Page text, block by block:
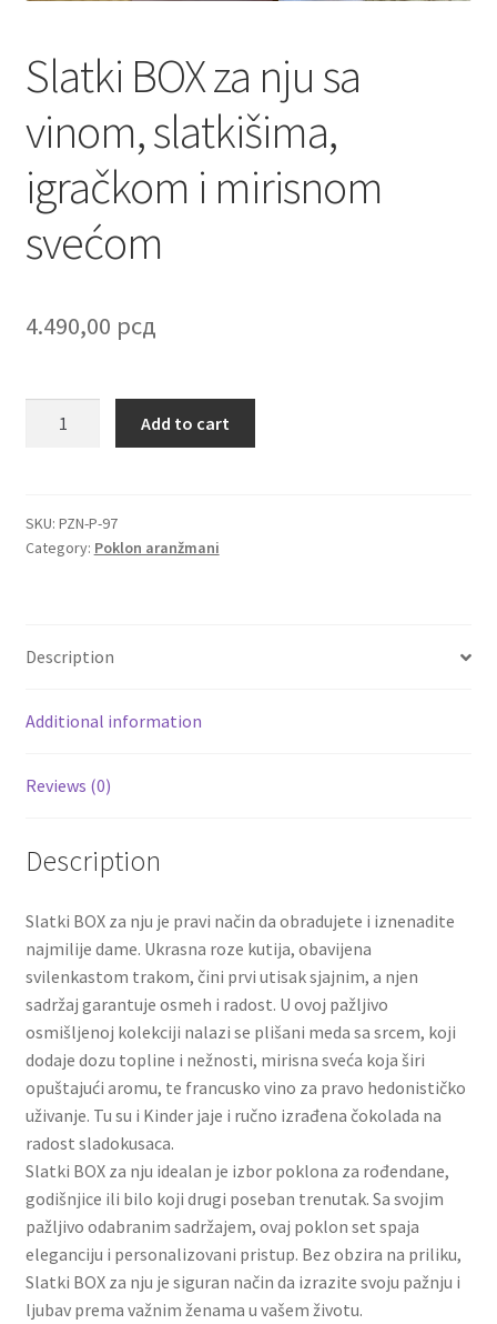
Cveće
Delivery
Destilati
FAQ
Forgot password
101 Ruža
Rakija
Poklon aranzmani izdvajamo
Slatki buketi
Pokloni
Pokloni za 8. mart
Pokloni za Dan zaljubljenih
Pokloni za devojku
Login
My account
Naši partneri
Slatki BOX za nju sa
vinom, slatkišima,
igračkom i mirisnom
svećom
4.490,00 рсд
sa
vinom,
mirisnom
quantity
Add to cart
SKU: PZN-P-97
Category: Poklon aranžmani
Description
Additional information
Reviews (0)
Description
Slatki BOX za nju je pravi način da obradujete i iznenadite
najmilije dame. Ukrasna roze kutija, obavijena
svilenkastom trakom, čini prvi utisak sjajnim, a njen
sadržaj garantuje osmeh i radost. U ovoj pažljivo
osmišljenoj kolekciji nalazi se plišani meda sa srcem, koji
dodaje dozu topline i nežnosti, mirisna sveća koja širi
opuštajući aromu, te francusko vino za pravo hedonističko
uživanje. Tu su i Kinder jaje i ručno izrađena čokolada na
radost sladokusaca.
Slatki BOX za nju idealan je izbor poklona za rođendane,
godišnjice ili bilo koji drugi poseban trenutak. Sa svojim
pažljivo odabranim sadržajem, ovaj poklon set spaja
eleganciju i personalizovani pristup. Bez obzira na priliku,
Slatki BOX za nju je siguran način da izrazite svoju pažnju i
ljubav prema važnim ženama u vašem životu.